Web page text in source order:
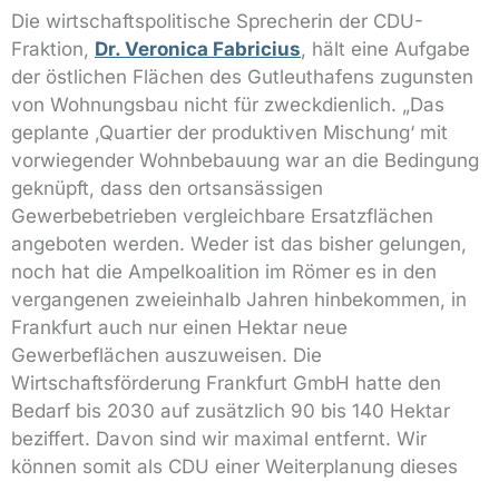
Die wirtschaftspolitische Sprecherin der CDU-
Fraktion, Dr. Veronica Fabricius, hält eine Aufgabe
der östlichen Flächen des Gutleuthafens zugunsten
von Wohnungsbau nicht für zweckdienlich. „Das
geplante ‚Quartier der produktiven Mischung‘ mit
vorwiegender Wohnbebauung war an die Bedingung
geknüpft, dass den ortsansässigen
Gewerbebetrieben vergleichbare Ersatzflächen
angeboten werden. Weder ist das bisher gelungen,
noch hat die Ampelkoalition im Römer es in den
vergangenen zweieinhalb Jahren hinbekommen, in
Frankfurt auch nur einen Hektar neue
Gewerbeflächen auszuweisen. Die
Wirtschaftsförderung Frankfurt GmbH hatte den
Bedarf bis 2030 auf zusätzlich 90 bis 140 Hektar
beziffert. Davon sind wir maximal entfernt. Wir
können somit als CDU einer Weiterplanung dieses